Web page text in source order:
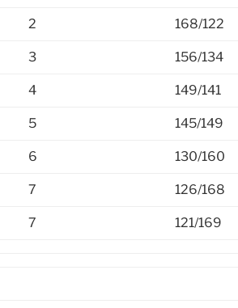
2 168/122
3 156/134
4 149/141
5 145/149
6 130/160
7 126/168
7 121/169